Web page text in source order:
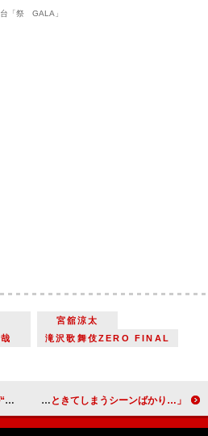
「祭 GALA」
宮舘涼太
滝沢歌舞伎ZERO FINAL
」 田辺誠一、主演ドラマは「テレ東なので全力で攻めています」 共演の影山優佳「ウルっときてしまうシーンばかり…」